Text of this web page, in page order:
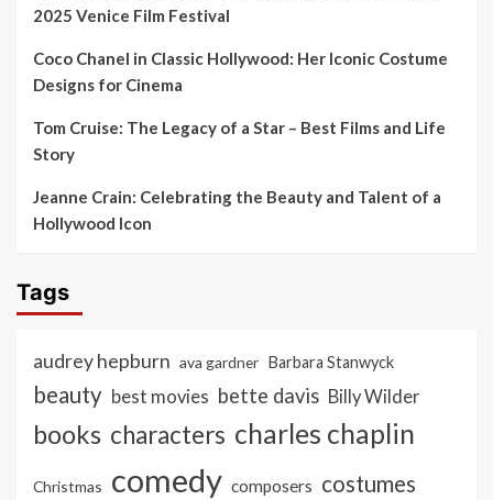
2025 Venice Film Festival
Coco Chanel in Classic Hollywood: Her Iconic Costume
Designs for Cinema
Tom Cruise: The Legacy of a Star – Best Films and Life
Story
Jeanne Crain: Celebrating the Beauty and Talent of a
Hollywood Icon
Tags
audrey hepburn ava gardner Barbara Stanwyck
beauty best movies bette davis Billy Wilder
books characters charles chaplin
Christmas comedy composers costumes